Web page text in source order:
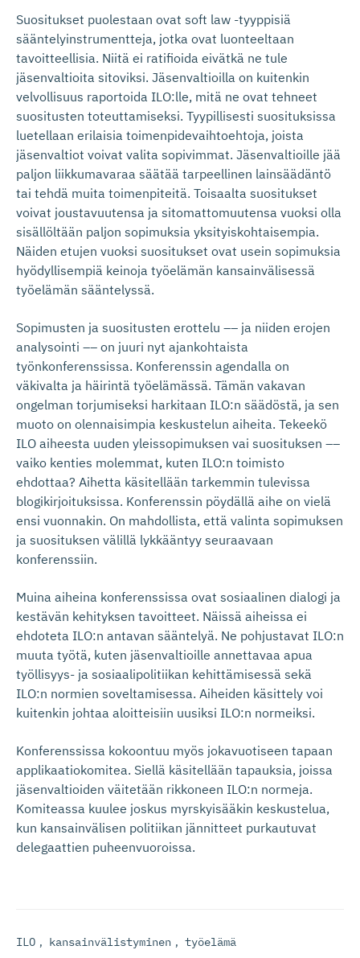
Suositukset puolestaan ovat soft law -tyyppisiä
sääntelyinstrumentteja, jotka ovat luonteeltaan
tavoitteellisia. Niitä ei ratifioida eivätkä ne tule
jäsenvaltioita sitoviksi. Jäsenvaltioilla on kuitenkin
velvollisuus raportoida ILO:lle, mitä ne ovat tehneet
suositusten toteuttamiseksi. Tyypillisesti suosituksissa
luetellaan erilaisia toimenpidevaihtoehtoja, joista
jäsenvaltiot voivat valita sopivimmat. Jäsenvaltioille jää
paljon liikkumavaraa säätää tarpeellinen lainsäädäntö
tai tehdä muita toimenpiteitä. Toisaalta suositukset
voivat joustavuutensa ja sitomattomuutensa vuoksi olla
sisällöltään paljon sopimuksia yksityiskohtaisempia.
Näiden etujen vuoksi suositukset ovat usein sopimuksia
hyödyllisempiä keinoja työelämän kansainvälisessä
työelämän sääntelyssä.
Sopimusten ja suositusten erottelu –– ja niiden erojen
analysointi –– on juuri nyt ajankohtaista
työnkonferenssissa. Konferenssin agendalla on
väkivalta ja häirintä työelämässä. Tämän vakavan
ongelman torjumiseksi harkitaan ILO:n säädöstä, ja sen
muoto on olennaisimpia keskustelun aiheita. Tekeekö
ILO aiheesta uuden yleissopimuksen vai suosituksen ––
vaiko kenties molemmat, kuten ILO:n toimisto
ehdottaa? Aihetta käsitellään tarkemmin tulevissa
blogikirjoituksissa. Konferenssin pöydällä aihe on vielä
ensi vuonnakin. On mahdollista, että valinta sopimuksen
ja suosituksen välillä lykkääntyy seuraavaan
konferenssiin.
Muina aiheina konferenssissa ovat sosiaalinen dialogi ja
kestävän kehityksen tavoitteet. Näissä aiheissa ei
ehdoteta ILO:n antavan sääntelyä. Ne pohjustavat ILO:n
muuta työtä, kuten jäsenvaltioille annettavaa apua
työllisyys- ja sosiaalipolitiikan kehittämisessä sekä
ILO:n normien soveltamisessa. Aiheiden käsittely voi
kuitenkin johtaa aloitteisiin uusiksi ILO:n normeiksi.
Konferenssissa kokoontuu myös jokavuotiseen tapaan
applikaatiokomitea. Siellä käsitellään tapauksia, joissa
jäsenvaltioiden väitetään rikkoneen ILO:n normeja.
Komiteassa kuulee joskus myrskyisääkin keskustelua,
kun kansainvälisen politiikan jännitteet purkautuvat
delegaattien puheenvuoroissa.
ILO , kansainvälistyminen , työelämä